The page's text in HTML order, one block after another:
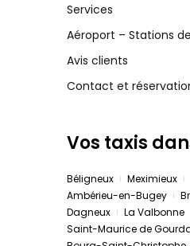
Services
Aéroport – Stations
Avis clients
Contact et
Vos taxis
Béligneux Meximieux
Ambérieu-en-Bugey
Dagneux
La Valbonne
Saint-Maurice de